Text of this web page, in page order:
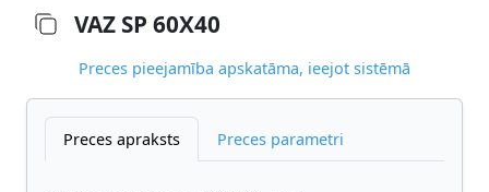
VAZ SP 60X40
Preces pieejamība apskatāma, ieejot sistēmā
Preces apraksts Preces parametri